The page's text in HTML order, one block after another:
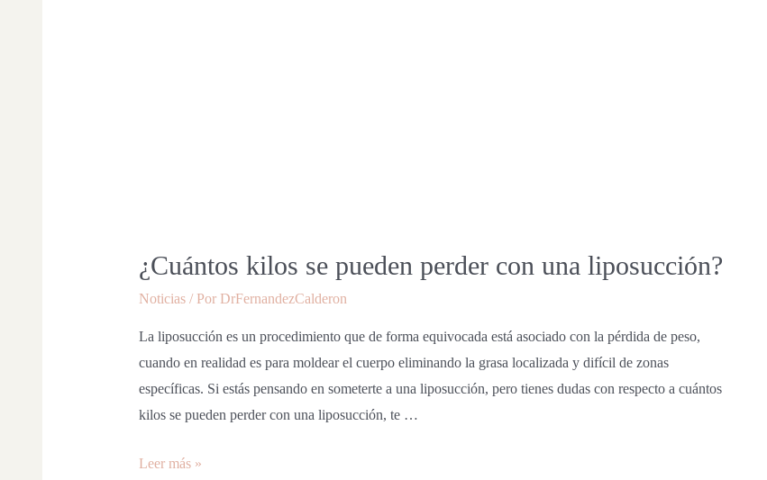
¿Cuántos kilos se pueden perder con una liposucción?
Noticias/ Por DrFernandezCalderon
La liposucción es un procedimiento que de forma equivocada está asociado con la pérdida de peso,
cuando en realidad es para moldear el cuerpo eliminando la grasa localizada y difícil de zonas
específicas. Si estás pensando en someterte a una liposucción, pero tienes dudas con respecto a cuántos
kilos se pueden perder con una liposucción, te …
Leer más »